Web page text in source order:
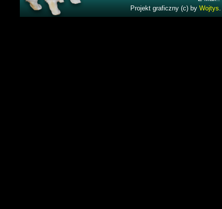
Projekt graficzny (c) by Wojtys